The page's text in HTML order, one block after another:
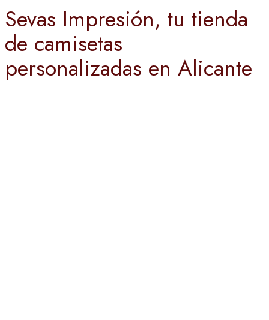
Sevas Impresión, tu tienda
de camisetas
personalizadas en Alicante